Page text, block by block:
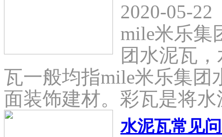
2020-05-22
mile米乐集
团水泥瓦
瓦一般均指mile米乐集团
面装饰建材。彩瓦是将
水泥瓦常见